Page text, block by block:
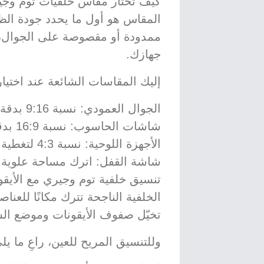
المقاس هو أول ما يحدد جودة
ممدودة أو مقصوصة على
جهازك.
إليك المقاسات الشائعة عند
الجوال العمودي: نسبة 9:16 بدقة تقارب 1080×1920 بكسل.
شاشات الحاسوب: نسبة 16:9 بدقة 1920×1080 أو أعلى.
الأجهزة اللوحية: نسبة 4:3 لتغطية الشاشة دون فراغات.
شاشة القفل: اترك مساحة علوية
تنسيق خلفية توم وجيري مع
الخلفية الناجحة تترك مكانًا
تخيّل صفوف الأيقونات وموضع
وللتنسيق المريح للعين، راعِ ما